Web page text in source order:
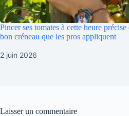
Pincer ses tomates à cette heure
bon créneau que les pros appliquent
2 juin 2026
Laisser un commentaire